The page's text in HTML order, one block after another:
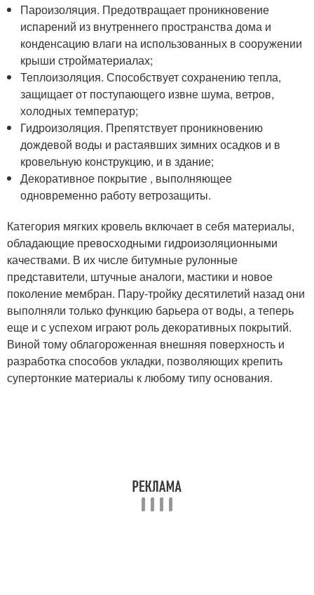
Пароизоляция. Предотвращает проникновение
испарений из внутреннего пространства дома и
конденсацию влаги на использованных в сооружении
крыши стройматериалах;
Теплоизоляция. Способствует сохранению тепла,
защищает от поступающего извне шума, ветров,
холодных температур;
Гидроизоляция. Препятствует проникновению
дождевой воды и растаявших зимних осадков и в
кровельную конструкцию, и в здание;
Декоративное покрытие , выполняющее
одновременно работу ветрозащиты.
Категория мягких кровель включает в себя материалы,
обладающие превосходными гидроизоляционными
качествами. В их числе битумные рулонные
представители, штучные аналоги, мастики и новое
поколение мембран. Пару-тройку десятилетий назад они
выполняли только функцию барьера от воды, а теперь
еще и с успехом играют роль декоративных покрытий.
Виной тому облагороженная внешняя поверхность и
разработка способов укладки, позволяющих крепить
супертонкие материалы к любому типу основания.